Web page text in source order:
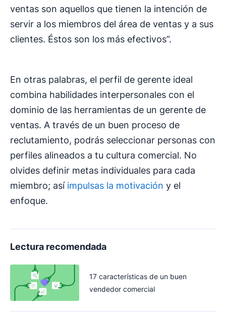
ventas son aquellos que tienen la intención de
servir a los miembros del área de ventas y a sus
clientes. Éstos son los más efectivos”.
En otras palabras, el perfil de gerente ideal
combina habilidades interpersonales con el
dominio de las herramientas de un gerente de
ventas. A través de un buen proceso de
reclutamiento, podrás seleccionar personas con
perfiles alineados a tu cultura comercial. No
olvides definir metas individuales para cada
miembro; así impulsas la motivación y el
enfoque.
Lectura recomendada
17 características de un buen
vendedor comercial